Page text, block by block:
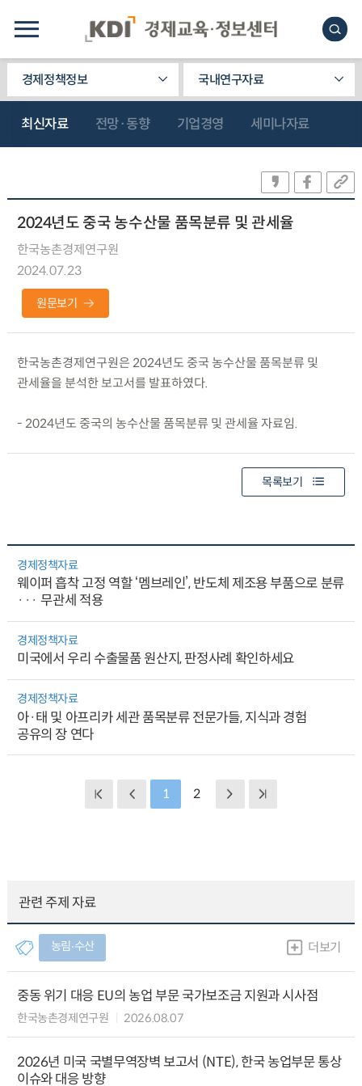
경제정책정보 국내연구자료
최신자료 전망·동향 기업경영 세미나자료
2024년도 중국 농수산물 품목분류 및 관세율
한국농촌경제연구원
2024.07.23
원문보기
한국농촌경제연구원은 2024년도 중국 농수산물 품목분류 및
관세율을 분석한 보고서를 발표하였다.
- 2024년도 중국의 농수산물 품목분류 및 관세율 자료임.
목록보기
경제정책자료
웨이퍼 흡착 고정 역할 ‘멤브레인’, 반도체 제조용 부품으로 분류
··· 무관세 적용
경제정책자료
미국에서 우리 수출물품 원산지, 판정사례 확인하세요
경제정책자료
아·태 및 아프리카 세관 품목분류 전문가들, 지식과 경험
공유의 장 연다
1 2
관련 주제 자료
농림∙수산 더보기
중동 위기 대응 EU의 농업 부문 국가보조금 지원과 시사점
한국농촌경제연구원 2026.08.07
2026년 미국 국별무역장벽 보고서 (NTE), 한국 농업부문 통상
이슈와 대응 방향